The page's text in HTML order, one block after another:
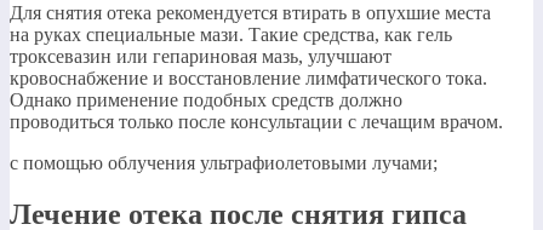
​Для снятия отека рекомендуется втирать в опухшие места
на руках специальные мази. Такие средства, как гель
троксевазин или гепариновая мазь, улучшают
кровоснабжение и восстановление лимфатического тока.
Однако применение подобных средств должно
проводиться только после консультации с лечащим врачом.​
​с помощью облучения ультрафиолетовыми лучами;​
Лечение отека после снятия гипса